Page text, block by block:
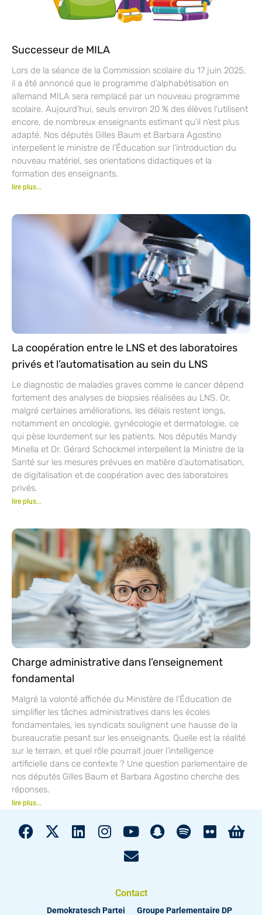
Successeur de MILA
Lors de la séance de la Commission scolaire du 17 juin 2025,
il a été annoncé que le programme d’alphabétisation en
allemand MILA sera remplacé par un nouveau programme
scolaire. Aujourd’hui, seuls environ 20 % des élèves l’utilisent
encore, de nombreux enseignants estimant qu’il n’est plus
adapté. Nos députés Gilles Baum et Barbara Agostino
interpellent le ministre de l’Éducation sur l’introduction du
nouveau matériel, ses orientations didactiques et la
formation des enseignants.
lire plus...
La coopération entre le LNS et des laboratoires
privés et l’automatisation au sein du LNS
Le diagnostic de maladies graves comme le cancer dépend
fortement des analyses de biopsies réalisées au LNS. Or,
malgré certaines améliorations, les délais restent longs,
notamment en oncologie, gynécologie et dermatologie, ce
qui pèse lourdement sur les patients. Nos députés Mandy
Minella et Dr. Gérard Schockmel interpellent la Ministre de la
Santé sur les mesures prévues en matière d’automatisation,
de digitalisation et de coopération avec des laboratoires
privés.
lire plus...
Charge administrative dans l’enseignement
fondamental
Malgré la volonté affichée du Ministère de l’Éducation de
simplifier les tâches administratives dans les écoles
fondamentales, les syndicats soulignent une hausse de la
bureaucratie pesant sur les enseignants. Quelle est la réalité
sur le terrain, et quel rôle pourrait jouer l’intelligence
artificielle dans ce contexte ? Une question parlementaire de
nos députés Gilles Baum et Barbara Agostino cherche des
réponses.
lire plus...
Contact
Demokratesch Partei Groupe Parlementaire DP